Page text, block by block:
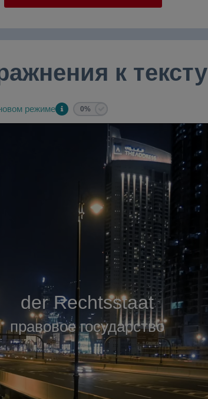
к тексту
режиме 0%
der Rechtsstaat
правовое государство